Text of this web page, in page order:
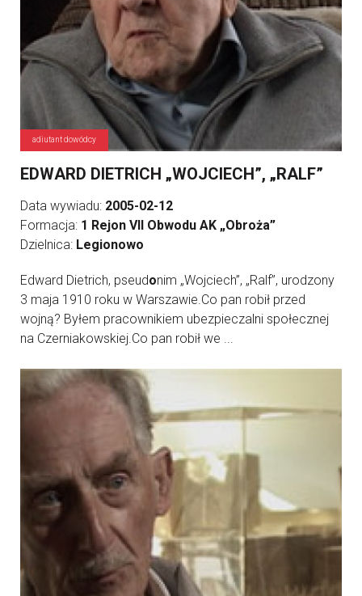
adiutant dowódcy
EDWARD DIETRICH „WOJCIECH”, „RALF”
Data wywiadu: 2005-02-12
Formacja: 1 Rejon VII Obwodu AK „Obroża”
Dzielnica: Legionowo
Edward Dietrich, pseudonim „Wojciech”, „Ralf”, urodzony
3 maja 1910 roku w Warszawie.Co pan robił przed
wojną? Byłem pracownikiem ubezpieczalni społecznej
na Czerniakowskiej.Co pan robił we ...